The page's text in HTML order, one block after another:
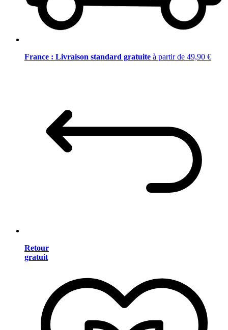
France : Livraison standard gratuite à partir de 49,90 €
Retour
gratuit